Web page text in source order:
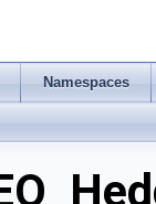
Namespaces